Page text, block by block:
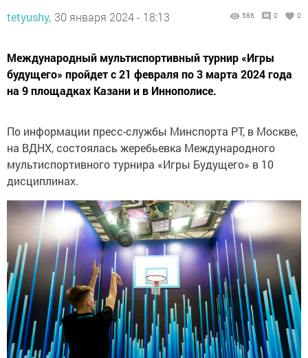
tetyushy, 30 января 2024 - 18:13 586 0 0
Международный мультиспортивный турнир «Игры
будущего» пройдет с 21 февраля по 3 марта 2024 года
на 9 площадках Казани и в Иннополисе.
По информации пресс-службы Минспорта РТ, в Москве,
на ВДНХ, состоялась жеребьевка Международного
мультиспортивного турнира «Игры Будущего» в 10
дисциплинах.